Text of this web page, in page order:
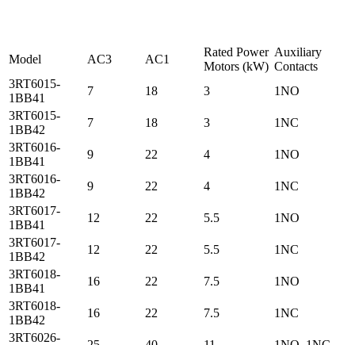
Model AC3 AC1
Rated Power
Motors (kW)
Auxiliary
Contacts
3RT6015-
1BB41
7 18 3
1NO
3RT6015-
1BB42
7 18 3
1NC
3RT6016-
1BB41
9 22 4
1NO
3RT6016-
1BB42
9 22 4
1NC
3RT6017-
1BB41
12 22 5.5
1NO
3RT6017-
1BB42
12 22 5.5
1NC
3RT6018-
1BB41
16 22 7.5
1NO
3RT6018-
1BB42
16 22 7.5
1NC
3RT6026-